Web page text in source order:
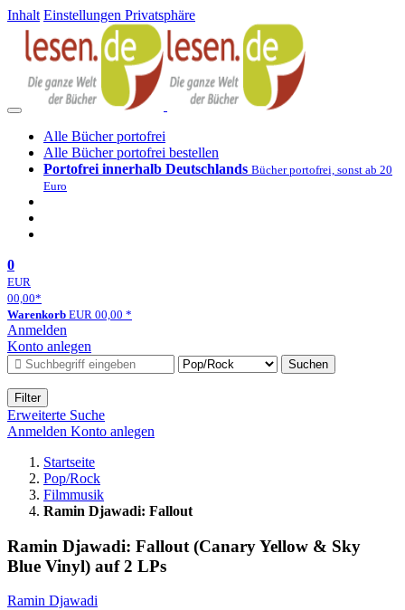
Inhalt Einstellungen Privatsphäre
Alle Bücher portofrei
Alle Bücher portofrei bestellen
Portofrei innerhalb Deutschlands Bücher portofrei, sonst ab 20
Euro
0
EUR
00,00*
Warenkorb EUR 00,00 *
Anmelden
Konto anlegen
Suchen
Filter
Erweiterte Suche
Anmelden Konto anlegen
Startseite
Pop/Rock
Filmmusik
Ramin Djawadi: Fallout
Ramin Djawadi: Fallout (Canary Yellow & Sky
Blue Vinyl) auf 2 LPs
Ramin Djawadi